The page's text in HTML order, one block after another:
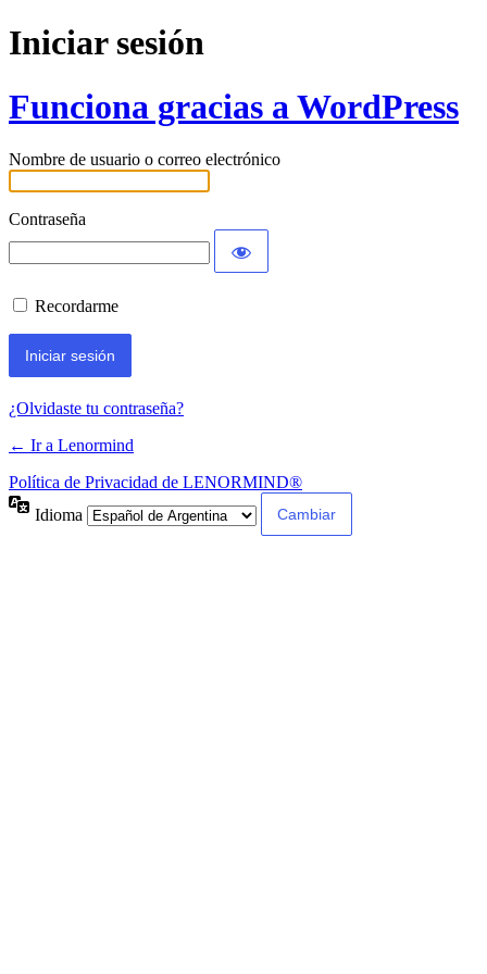
Iniciar sesión
Funciona gracias a WordPress
Nombre de usuario o correo electrónico
Contraseña
Recordarme
¿Olvidaste tu contraseña?
← Ir a Lenormind
Política de Privacidad de LENORMIND®
Idioma